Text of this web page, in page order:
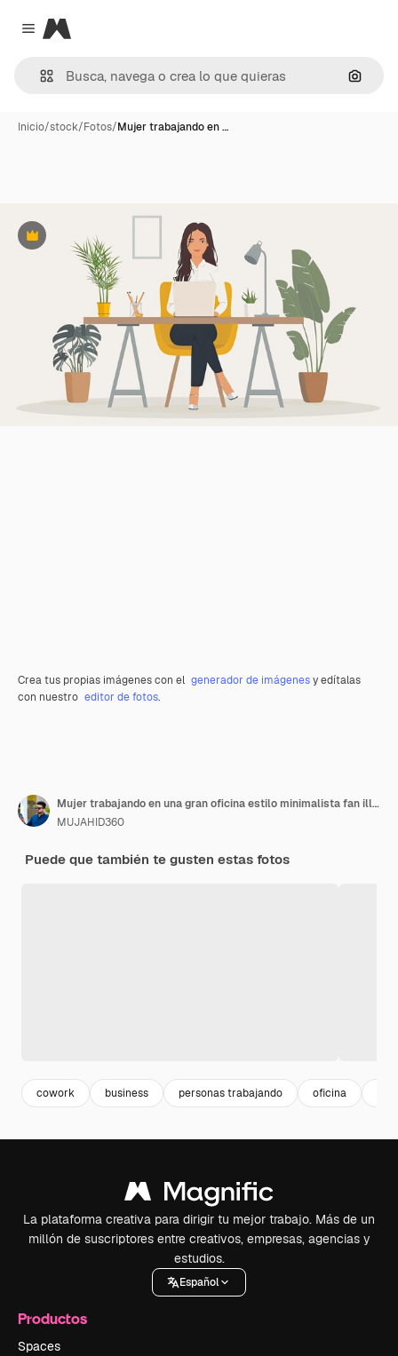
Close menu
Magnific
Inicio/stock/Fotos/Mujer trabajando en …
Premium
Crea tus propias imágenes con el generador de imágenesy edítalas
con nuestro editor de fotos.
Mujer trabajando en una gran oficina estilo minimalista fan illustrado fondo blanco estilo ar 169
MUJAHID360
Puede que también te gusten estas fotos
cowork business personas trabajando oficina
La plataforma creativa para dirigir tu mejor trabajo. Más de un
millón de suscriptores entre creativos, empresas, agencias y
estudios.
Español
Productos
Spaces